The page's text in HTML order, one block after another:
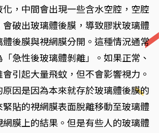
化，中間會出現一些含水空腔，空腔
會破出玻璃體後膜，導致膠狀玻璃體
後膜與視網膜分開。這種情況通常
急性後玻璃體剝離」。如果正常、
引起大量飛蚊，但不會影響視力。
因是因為本來就存於玻璃體後膜的
貼的視網膜表面脫離移動至玻璃體
網膜上的結果。但是有些人的玻璃體